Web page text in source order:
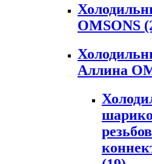
OMSONS
Аллина